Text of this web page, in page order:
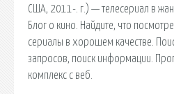
США, 2011-. г.) — телесериал в
Блог о кино. Найдите, что
сериалы в хорошем качестве.
запросов, поиск информации.
комплекс с веб.